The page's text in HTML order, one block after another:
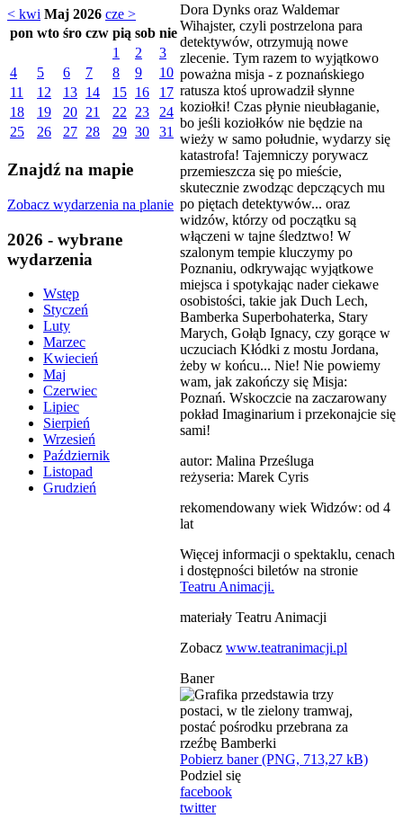
< kwi Maj 2026 cze >
pon wto śro czw pią sob nie
1
2
3
4
5 6 7 8 9
10
11
12 13 14 15 16
17
18
19 20 21 22 23
24
25
26 27 28 29 30 31
Znajdź na mapie
Zobacz wydarzenia na planie
2026 - wybrane
wydarzenia
Wstęp
Styczeń
Luty
Marzec
Kwiecień
Maj
Czerwiec
Lipiec
Sierpień
Wrzesień
Październik
Listopad
Grudzień
Dora Dynks oraz Waldemar
Wihajster, czyli postrzelona para
detektywów, otrzymują nowe
zlecenie. Tym razem to wyjątkowo
poważna misja - z poznańskiego
ratusza ktoś uprowadził słynne
koziołki! Czas płynie nieubłaganie,
bo jeśli koziołków nie będzie na
wieży w samo południe, wydarzy się
katastrofa! Tajemniczy porywacz
przemieszcza się po mieście,
skutecznie zwodząc depczących mu
po piętach detektywów... oraz
widzów, którzy od początku są
włączeni w tajne śledztwo! W
szalonym tempie kluczymy po
Poznaniu, odkrywając wyjątkowe
miejsca i spotykając nader ciekawe
osobistości, takie jak Duch Lech,
Bamberka Superbohaterka, Stary
Marych, Gołąb Ignacy, czy gorące w
uczuciach Kłódki z mostu Jordana,
żeby w końcu... Nie! Nie powiemy
wam, jak zakończy się Misja:
Poznań. Wskoczcie na zaczarowany
pokład Imaginarium i przekonajcie się
sami!
autor: Malina Prześluga
reżyseria: Marek Cyris
rekomendowany wiek Widzów: od 4
lat
Więcej informacji o spektaklu, cenach
i dostępności biletów na stronie
Teatru Animacji.
materiały Teatru Animacji
Zobacz www.teatranimacji.pl
Baner
Pobierz baner (PNG, 713,27 kB)
Podziel się
facebook
twitter